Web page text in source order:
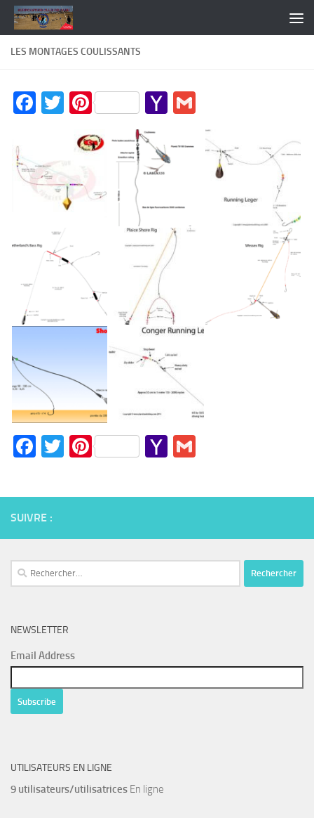
Skip to content
LES MONTAGES COULISSANTS
Facebook
TwitterPinterestYahoo
Mail
Facebook
TwitterPinterestYahoo
SUIVRE :
Rechercher :
NEWSLETTER
Email Address
UTILISATEURS EN LIGNE
9 utilisateurs/utilisatrices En ligne